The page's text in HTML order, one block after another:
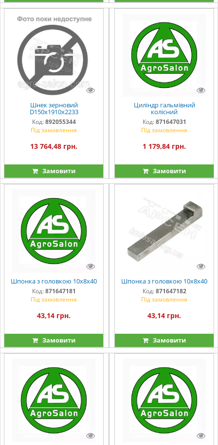
Шнек зерновий
D150x1910x2233
Код: 892055344
Під замовлення
13 764,48 грн.
Замовити
Циліндр гальмівний
колісний
Код: 871647031
Під замовлення
1 179,84 грн.
Замовити
Шпонка з головкою 10х8х40
Код: 871647181
Під замовлення
43,14 грн.
Замовити
Шпонка з головкою 10х8х40
Код: 871647182
Під замовлення
43,14 грн.
Замовити